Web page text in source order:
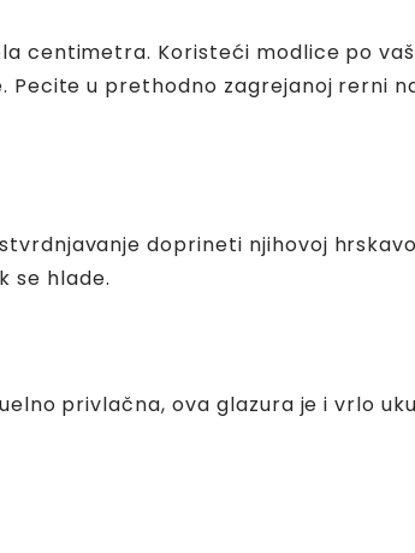
centimetra. Koristeći modlice po
u prethodno zagrejanoj rerni
doprineti njihovoj
se hlade.
privlačna, ova glazura je i vrlo